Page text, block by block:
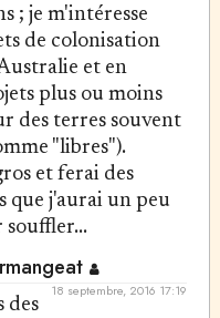
; je m'intéresse
de colonisation
et en
plus ou moins
des terres souvent
"libres").
et ferai des
que j'aurai un peu
souffler...
18 septembre, 2016 17:19
des